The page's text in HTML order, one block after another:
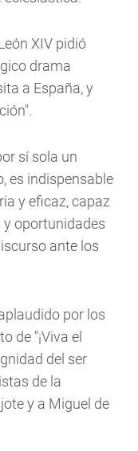
XIV pidió
drama
a España, y
sí sola un
es indispensable
y eficaz, capaz
oportunidades
ante los
por los
de "¡Viva el
del ser
de la
y a Miguel de